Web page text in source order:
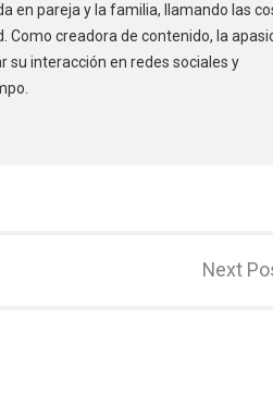
en pareja y la familia, llamando las
Como creadora de contenido, la
su interacción en redes sociales y
Next